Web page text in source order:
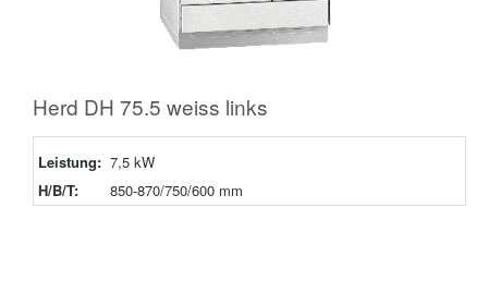
Herd DH 75.5 weiss links
Leistung: 7,5 kW
H/B/T:
850-870/750/600 mm